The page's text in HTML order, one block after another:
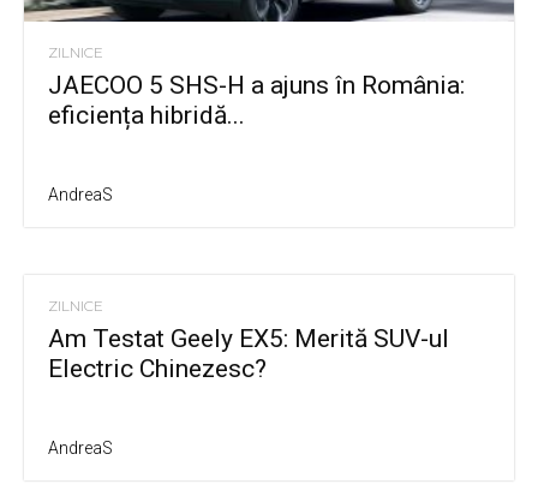
ZILNICE
JAECOO 5 SHS-H a ajuns în România:
eficiența hibridă...
AndreaS
ZILNICE
Am Testat Geely EX5: Merită SUV-ul
Electric Chinezesc?
AndreaS